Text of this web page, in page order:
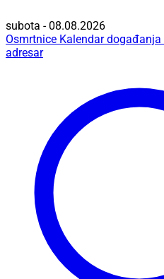
subota - 08.08.2026
Osmrtnice Kalendar događanja
adresar